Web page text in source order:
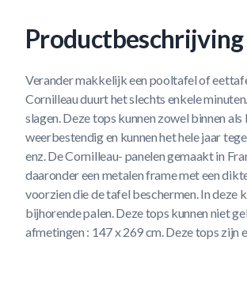
Productbeschrijving
Verander makkelijk een pooltafel of
Cornilleau duurt het slechts enkele
slagen. Deze tops kunnen zowel binnen
weerbestendig en kunnen het hele jaar
enz. De Cornilleau- panelen gemaakt in
daaronder een metalen frame met een
voorzien die de tafel beschermen. In deze
bijhorende palen. Deze tops kunnen niet
afmetingen : 147 x 269 cm. Deze tops zijn